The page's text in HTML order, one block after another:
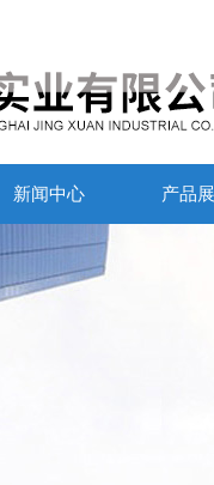
新闻中心 产品